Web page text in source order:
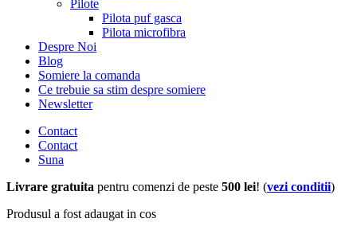
Pilote
Pilota puf gasca
Pilota microfibra
Despre Noi
Blog
Somiere la comanda
Ce trebuie sa stim despre somiere
Newsletter
Contact
Contact
Suna
Livrare gratuita pentru comenzi de peste 500 lei! (vezi conditii)
Produsul a fost adaugat in cos